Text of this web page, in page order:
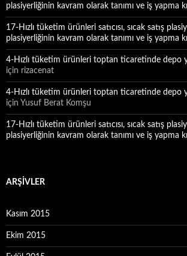
plasiyerliğinin kavram olarak tanımı ve iş yapma
17-Hızlı tüketim ürünleri satıcısı, sıcak satış
plasiyerliğinin kavram olarak tanımı ve iş yapma
4-Hızlı tüketim ürünleri toptan ticaretinde depo
için rizacenat
4-Hızlı tüketim ürünleri toptan ticaretinde depo
için Yusuf Berat Komşu
17-Hızlı tüketim ürünleri satıcısı, sıcak satış
plasiyerliğinin kavram olarak tanımı ve iş yapma
ARŞIVLER
Kasım 2015
Ekim 2015